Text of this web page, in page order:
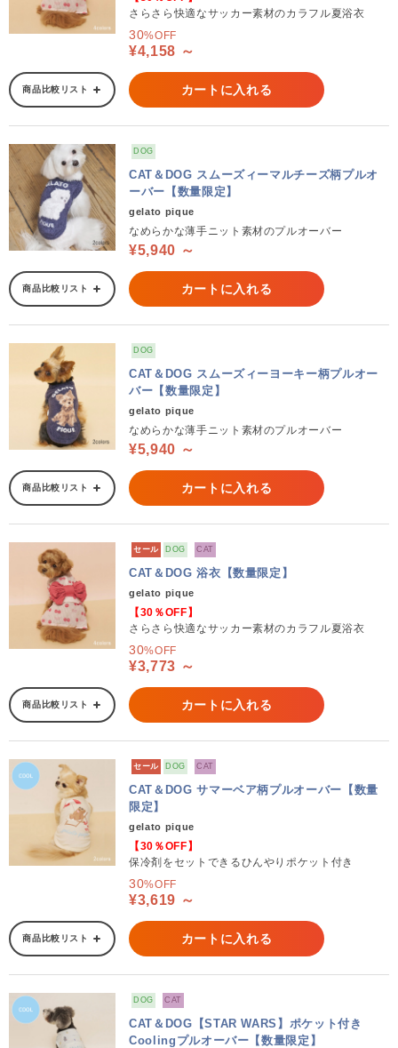
さらさら快適なサッカー素材のカラフル夏浴衣
30%OFF
¥4,158 ～
商品比較リスト カートに入れる
DOG
CAT＆DOG スムーズィーマルチーズ柄プルオ
ーバー【数量限定】
gelato pique
なめらかな薄手ニット素材のプルオーバー
¥5,940 ～
商品比較リスト カートに入れる
DOG
CAT＆DOG スムーズィーヨーキー柄プルオー
バー【数量限定】
gelato pique
なめらかな薄手ニット素材のプルオーバー
¥5,940 ～
商品比較リスト カートに入れる
セール DOG CAT
CAT＆DOG 浴衣【数量限定】
gelato pique
【30％OFF】
さらさら快適なサッカー素材のカラフル夏浴衣
30%OFF
¥3,773 ～
商品比較リスト カートに入れる
セール DOG CAT
CAT＆DOG サマーベア柄プルオーバー【数量
限定】
gelato pique
【30％OFF】
保冷剤をセットできるひんやりポケット付き
30%OFF
¥3,619 ～
商品比較リスト カートに入れる
DOG CAT
CAT＆DOG【STAR WARS】ポケット付き
Coolingプルオーバー【数量限定】